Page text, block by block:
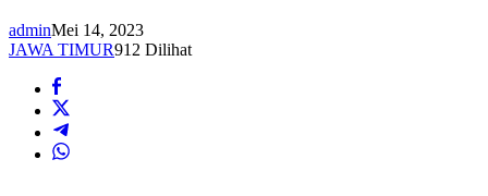
adminMei 14, 2023
JAWA TIMUR912 Dilihat